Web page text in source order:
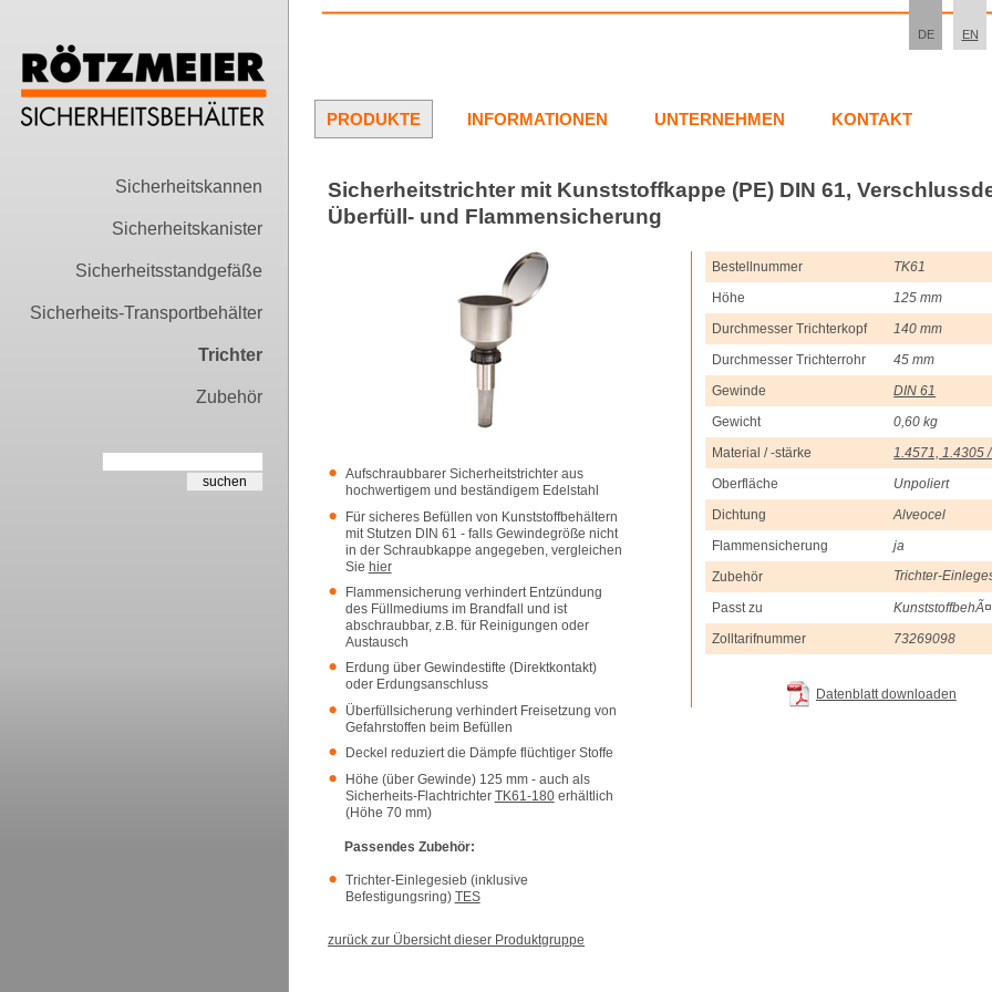
Sicherheitskannen
Sicherheitskanister
Sicherheitsstandgefäße
Sicherheits-Transportbehälter
Trichter
Zubehör
EN
DE
PRODUKTE INFORMATIONEN UNTERNEHMEN KONTAKT
Sicherheitstrichter mit Kunststoffkappe (PE) DIN 61,
Überfüll- und Flammensicherung
Aufschraubbarer Sicherheitstrichter aus
hochwertigem und beständigem Edelstahl
Für sicheres Befüllen von Kunststoffbehältern
mit Stutzen DIN 61 - falls Gewindegröße nicht
in der Schraubkappe angegeben, vergleichen
Sie hier
Flammensicherung verhindert Entzündung
des Füllmediums im Brandfall und ist
abschraubbar, z.B. für Reinigungen oder
Austausch
Erdung über Gewindestifte (Direktkontakt)
oder Erdungsanschluss
Überfüllsicherung verhindert Freisetzung von
Gefahrstoffen beim Befüllen
Deckel reduziert die Dämpfe flüchtiger Stoffe
Höhe (über Gewinde) 125 mm - auch als
Sicherheits-Flachtrichter TK61-180erhältlich
(Höhe 70 mm)
Passendes Zubehör:
Trichter-Einlegesieb (inklusive
Befestigungsring) TES
Bestellnummer
TK61
Höhe
125 mm
Durchmesser Trichterkopf
140 mm
Durchmesser Trichterrohr
45 mm
Gewinde
DIN 61
Gewicht
0,60 kg
Material / -stärke
1.4571, 1.4305
Oberfläche
Unpoliert
Dichtung
Alveocel
Flammensicherung
ja
Zubehör
Trichter-
Passt zu
Zolltarifnummer
73269098
Datenblatt downloaden
zurück zur Übersicht dieser Produktgruppe